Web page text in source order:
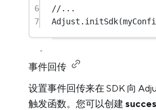
6
//...
7
Adjust . initSdk
事件回传
设置事件回传来在 SDK 向
触发函数。您可以创建